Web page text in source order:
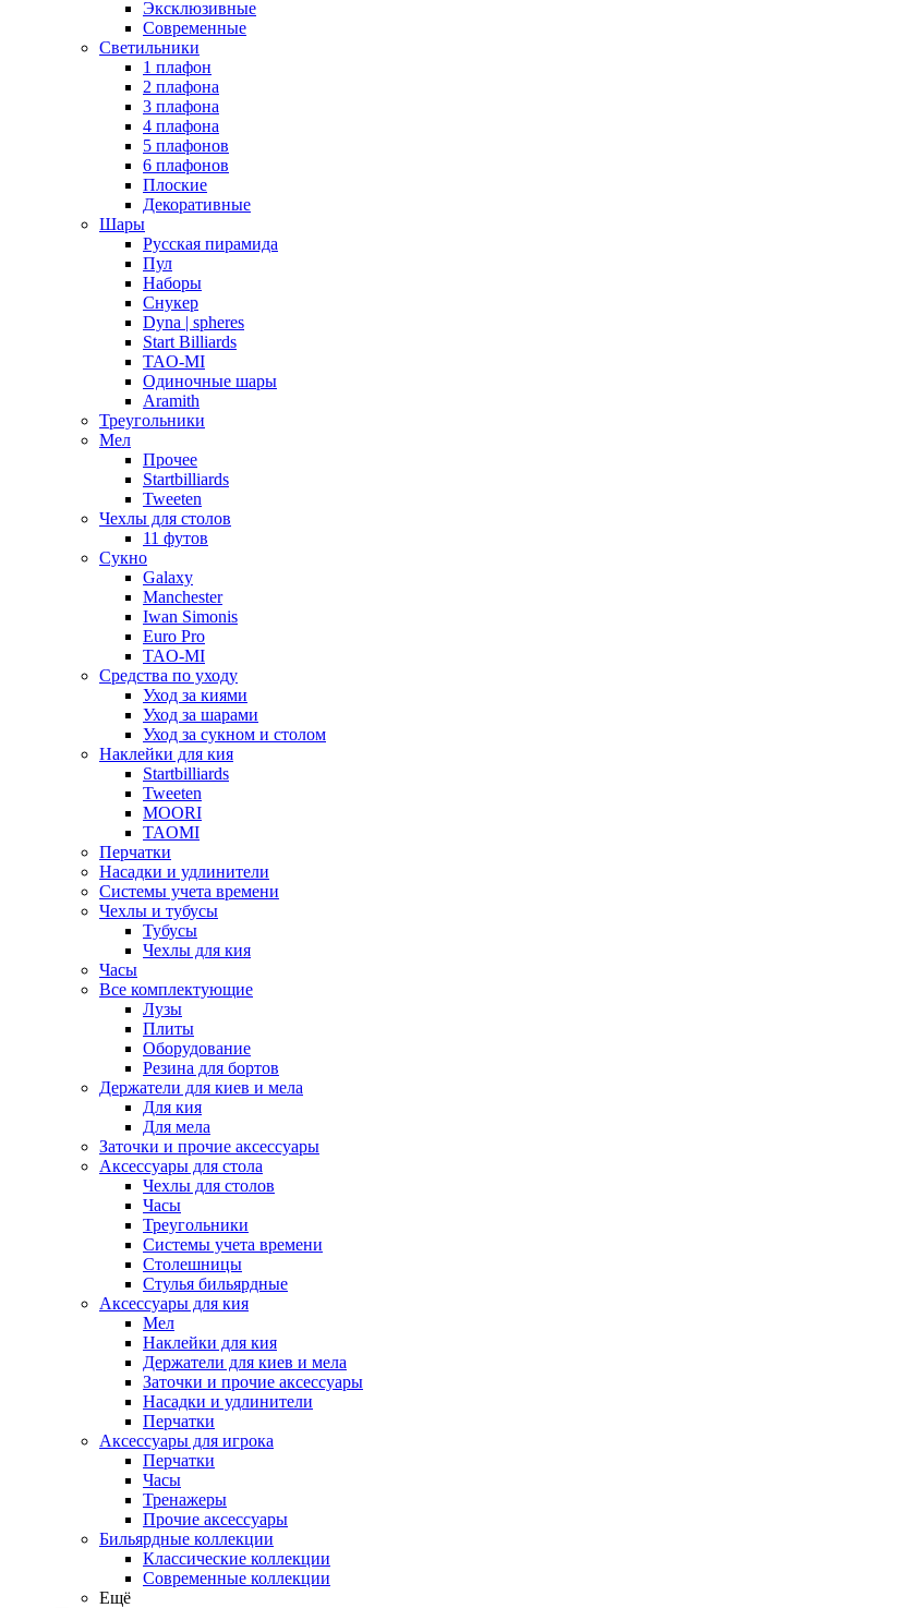
Эксклюзивные
Современные
Светильники
1 плафон
2 плафона
3 плафона
4 плафона
5 плафонов
6 плафонов
Плоские
Декоративные
Шары
Русская пирамида
Пул
Наборы
Снукер
Dyna | spheres
Start Billiards
TAO-MI
Одиночные шары
Aramith
Треугольники
Мел
Прочее
Startbilliards
Tweeten
Чехлы для столов
11 футов
Сукно
Galaxy
Manchester
Iwan Simonis
Euro Pro
TAO-MI
Средства по уходу
Уход за киями
Уход за шарами
Уход за сукном и столом
Наклейки для кия
Startbilliards
Tweeten
MOORI
TAOMI
Перчатки
Насадки и удлинители
Системы учета времени
Чехлы и тубусы
Тубусы
Чехлы для кия
Часы
Все комплектующие
Лузы
Плиты
Оборудование
Резина для бортов
Держатели для киев и мела
Для кия
Для мела
Заточки и прочие аксессуары
Аксессуары для стола
Чехлы для столов
Часы
Треугольники
Системы учета времени
Столешницы
Стулья бильярдные
Аксессуары для кия
Мел
Наклейки для кия
Держатели для киев и мела
Заточки и прочие аксессуары
Насадки и удлинители
Перчатки
Аксессуары для игрока
Перчатки
Часы
Тренажеры
Прочие аксессуары
Бильярдные коллекции
Классические коллекции
Современные коллекции
Ещё